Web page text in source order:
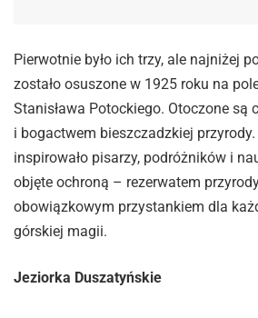
Pierwotnie było ich trzy, ale najniżej
zostało osuszone w 1925 roku na
Stanisława Potockiego. Otoczone są
i bogactwem bieszczadzkiej
inspirowało pisarzy, podróżników i
objęte ochroną – rezerwatem przyrody
obowiązkowym przystankiem dla
górskiej magii.
Jeziorka Duszatyńskie